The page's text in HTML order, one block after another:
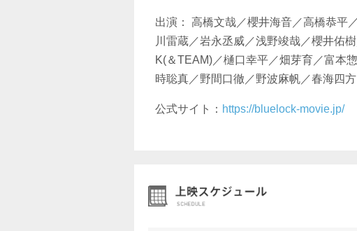
出演： ⾼橋⽂哉／櫻井海⾳／⾼橋恭平
川雷蔵／岩永丞威／浅野竣哉／櫻井佑
K(＆TEAM)／樋口幸平／畑芽育／富本
時聡真／野間口徹／野波麻帆／春海四
公式サイト： https://bluelock-movie.jp/